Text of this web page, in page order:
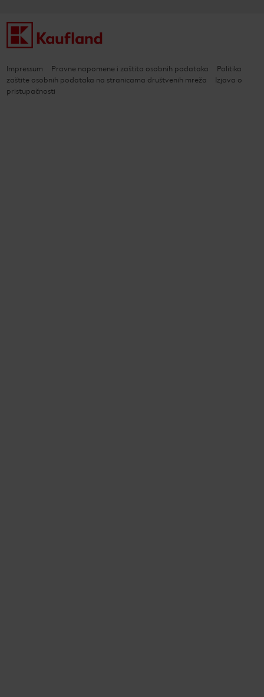
Impressum Pravne napomene i zaštita osobnih podataka
Politika
zaštite osobnih podataka na stranicama društvenih mreža
Izjava o
pristupačnosti